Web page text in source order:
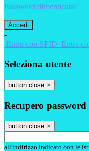
Password dimenticata?
-
Entra con SPID Entra
Seleziona utente
button close ×
Recupero password
button close ×
all'indirizzo indicato con le